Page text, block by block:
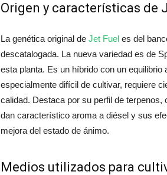
Origen y características de
La genética original de Jet Fuel es del
descatalogada. La nueva variedad es de
esta planta. Es un híbrido con un
especialmente difícil de cultivar, requiere
calidad. Destaca por su perfil de
dan característico aroma a diésel y sus
mejora del estado de ánimo.
Medios utilizados para